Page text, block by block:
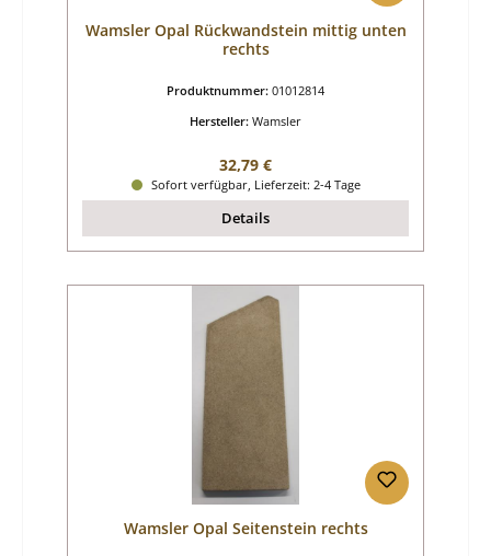
Wamsler Opal Rückwandstein mittig unten
rechts
Produktnummer: 01012814
Hersteller: Wamsler
Regulärer Preis:
32,79 €
Sofort verfügbar, Lieferzeit: 2-4 Tage
Details
Wamsler Opal Seitenstein rechts